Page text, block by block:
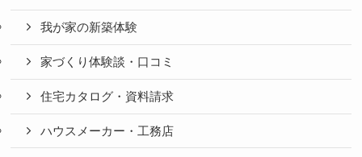
我が家の新築体験
家づくり体験談・口コミ
住宅カタログ・資料請求
ハウスメーカー・工務店